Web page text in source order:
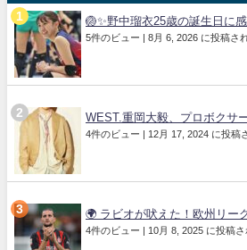
🏐✨野中瑠衣25歳の誕生日に
5件のビュー 8月 6, 2026 に投稿さ
WEST.重岡大毅、プロボクサ
4件のビュー 12月 17, 2024 に投稿
🌍 ラビオが吠えた！欧州リー
4件のビュー 10月 8, 2025 に投稿さ